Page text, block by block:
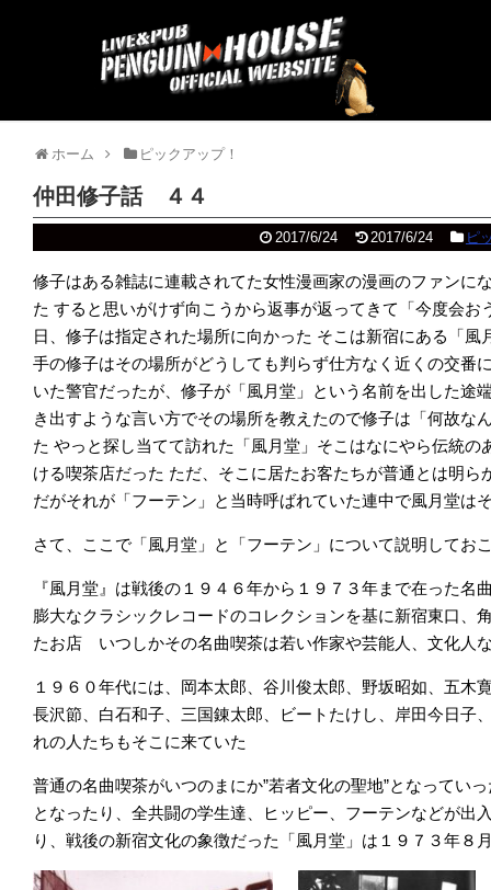
ホーム ピックアップ！
仲田修子話 ４４
2017/6/24 2017/6/24 ピ
修子はある雑誌に連載されてた女性漫画家の漫画のファンに
た すると思いがけず向こうから返事が返ってきて「今度会
日、修子は指定された場所に向かった そこは新宿にある「
手の修子はその場所がどうしても判らず仕方なく近くの交番
いた警官だったが、修子が「風月堂」という名前を出した途
き出すような言い方でその場所を教えたので修子は「何故な
た やっと探し当てて訪れた「風月堂」そこはなにやら伝統
ける喫茶店だった ただ、そこに居たお客たちが普通とは明
だがそれが「フーテン」と当時呼ばれていた連中で風月堂は
さて、ここで「風月堂」と「フーテン」について説明してお
『風月堂』は戦後の１９４６年から１９７３年まで在った
膨大なクラシックレコードのコレクションを基に新宿東口、
たお店 いつしかその名曲喫茶は若い作家や芸能人、文化人
１９６０年代には、岡本太郎、谷川俊太郎、野坂昭如、五木
長沢節、白石和子、三国錬太郎、ビートたけし、岸田今日子
れの人たちもそこに来ていた
普通の名曲喫茶がいつのまにか”若者文化の聖地”となって
となったり、全共闘の学生達、ヒッピー、フーテンなどが出
り、戦後の新宿文化の象徴だった「風月堂」は１９７３年８